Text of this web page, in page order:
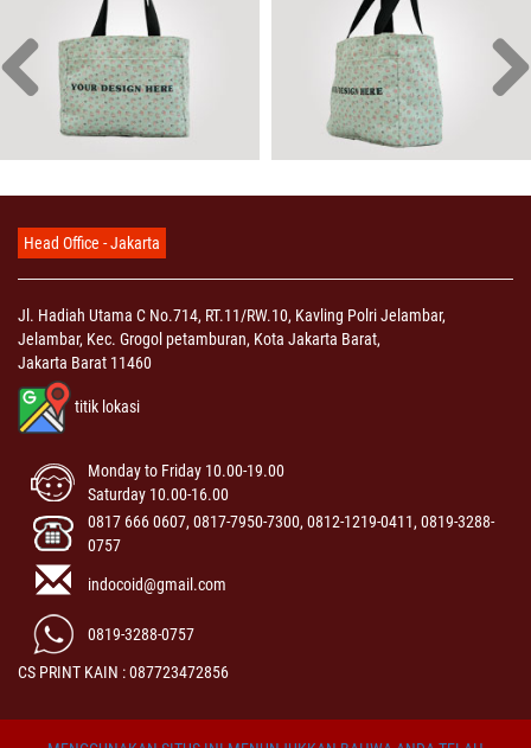
Head Office - Jakarta
Jl. Hadiah Utama C No.714, RT.11/RW.10, Kavling Polri Jelambar,
Jelambar, Kec. Grogol petamburan, Kota Jakarta Barat,
Jakarta Barat 11460
titik lokasi
Monday to Friday 10.00-19.00
Saturday 10.00-16.00
0817 666 0607, 0817-7950-7300, 0812-1219-0411, 0819-3288-
0757
indocoid@gmail.com
0819-3288-0757
CS PRINT KAIN : 087723472856